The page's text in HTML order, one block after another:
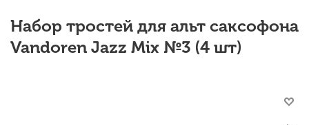
Набор тростей для альт саксофона
Vandoren Jazz Mix №3 (4 шт)